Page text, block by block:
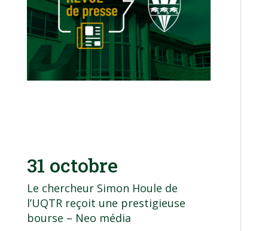
31 octobre
Le chercheur Simon Houle de
l’UQTR reçoit une prestigieuse
bourse – Neo média